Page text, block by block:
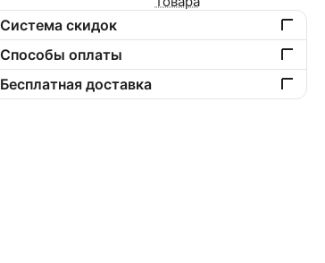
Система скидок
Способы оплаты
Бесплатная доставка